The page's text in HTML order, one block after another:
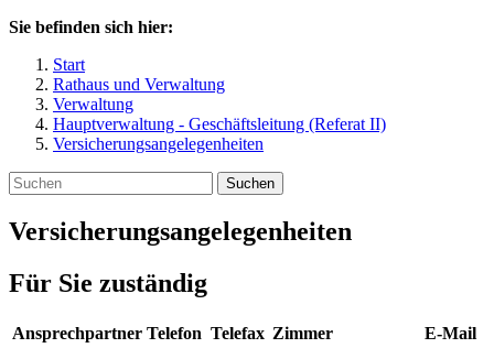
Sie befinden sich hier:
Start
Rathaus und Verwaltung
Verwaltung
Hauptverwaltung - Geschäftsleitung (Referat II)
Versicherungsangelegenheiten
Suchen
Versicherungsangelegenheiten
Für Sie zuständig
Ansprechpartner Telefon Telefax Zimmer
E-Mail